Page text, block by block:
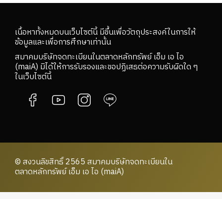
เนื้อหาทั้งหมดบนเว็บไซต์นี้ มีขึ้นเพื่อวัตถุประสงค์ในการให้
ข้อมูลและเพื่อการศึกษาเท่านั้น
สมาคมบริษัทจดทะเบียนในตลาดหลักทรัพย์ เอ็ม เอ ไอ
(maiA) มิได้ให้การรับรองและขอปฏิเสธต่อความรับผิดใด ๆ
ในเว็บไซต์นี้
© สงวนลิขสิทธิ์ 2565 สมาคมบริษัทจดทะเบียนใน
ตลาดหลักทรัพย์ เอ็ม เอ ไอ (maiA)